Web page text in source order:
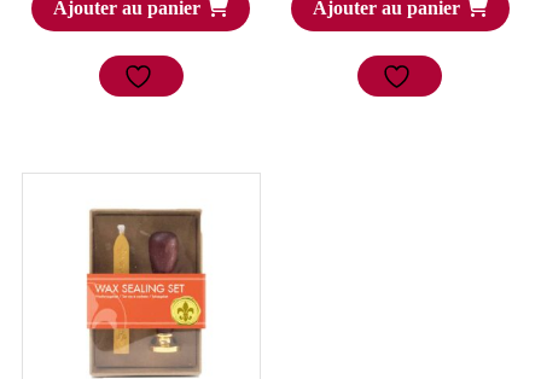
Ajouter au panier Ajouter au panier